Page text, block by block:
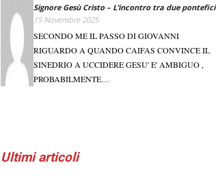
Signore Gesù Cristo – L’incontro tra due pontefici
15 Novembre 2025
SECONDO ME IL PASSO DI GIOVANNI
RIGUARDO A QUANDO CAIFAS CONVINCE IL
SINEDRIO A UCCIDERE GESU' E' AMBIGUO ,
PROBABILMENTE…
Ultimi articoli